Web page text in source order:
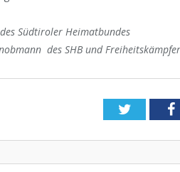
Südtiroler Heimatbundes
des SHB und
Twitter